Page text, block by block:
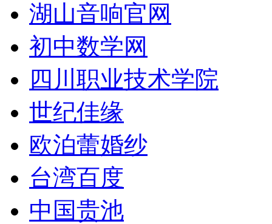
湖山音响官网
初中数学网
四川职业技术学院
世纪佳缘
欧泊蕾婚纱
台湾百度
中国贵池